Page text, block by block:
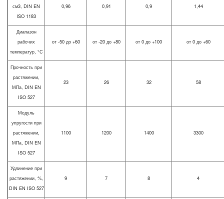
см3, DIN EN
ISO 1183
0,96 0,91 0,9 1,44
Диапазон
рабочих
температур, °С
от -50 до +60 от -20 до +80 от 0 до +100 от 0 до +60
Прочность при
растяжении,
МПа, DIN EN
ISO 527
23 26 32 58
Модуль
упругости при
растяжении,
МПа, DIN EN
ISO 527
1100 1200 1400 3300
Удлинение при
растяжении, %,
DIN EN ISO 527
9 7 8 4